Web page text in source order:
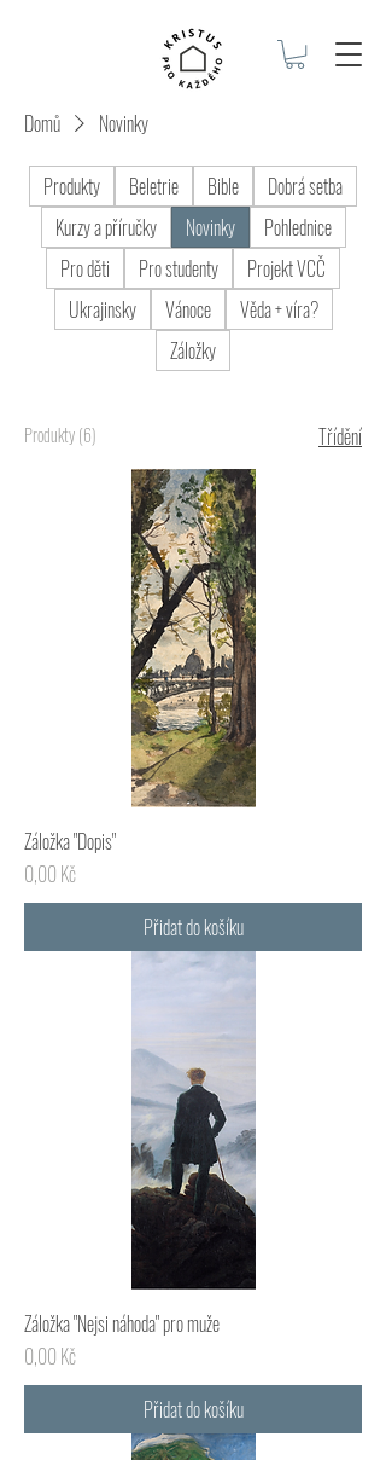
Domů Novinky
Produkty Beletrie Bible
Dobrá setba
Kurzy a příručky
Novinky
Pohlednice
Pro děti
Pro studenty
Projekt VCČ
Ukrajinsky
Vánoce
Věda + víra?
Záložky
Produkty (6) Třídění
Záložka "Dopis"
Cena
0,00 Kč
Přidat do košíku
Záložka "Nejsi náhoda" pro muže
Cena
0,00 Kč
Přidat do košíku